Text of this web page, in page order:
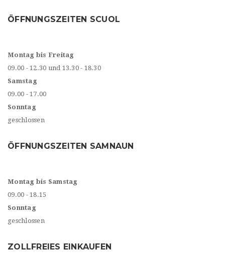
ÖFFNUNGSZEITEN SCUOL
Montag bis Freitag
09.00 - 12.30 und 13.30 - 18.30
Samstag
09.00 - 17.00
Sonntag
geschlossen
ÖFFNUNGSZEITEN SAMNAUN
Montag bis Samstag
09.00 - 18.15
Sonntag
geschlossen
ZOLLFREIES EINKAUFEN